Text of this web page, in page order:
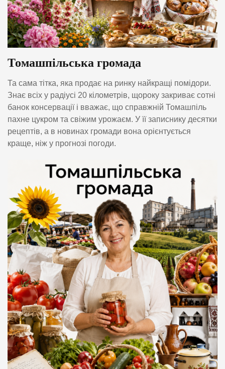
Томашпільська громада
Та сама тітка, яка продає на ринку найкращі помідори.
Знає всіх у радіусі 20 кілометрів, щороку закриває сотні
банок консервації і вважає, що справжній Томашпіль
пахне цукром та свіжим урожаєм. У її записнику десятки
рецептів, а в новинах громади вона орієнтується
краще, ніж у прогнозі погоди.